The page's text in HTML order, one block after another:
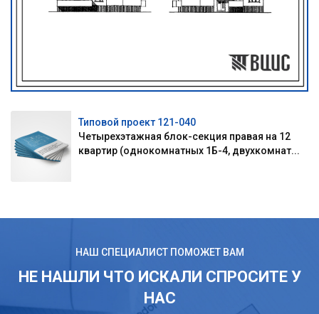
Типовой проект 121-040
Четырехэтажная блок-секция правая на 12
квартир (однокомнатных 1Б-4, двухкомнат...
НАШ СПЕЦИАЛИСТ ПОМОЖЕТ ВАМ
НЕ НАШЛИ ЧТО ИСКАЛИ СПРОСИТЕ У
НАС